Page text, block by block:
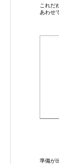
これだ
あわせ
準備が